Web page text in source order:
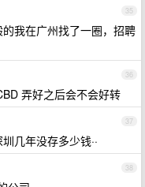
35
我在广州找了一圈，招聘
36
弄好之后会不会好转
37
几年没存多少钱··
38